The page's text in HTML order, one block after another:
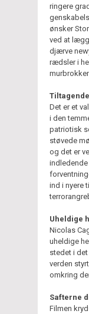
ringere
ønsker
ved at
djærve
rædsler i
Det er et
i den
patriotisk
støvede
og det er
ind i nyere
Uheldige
Nicolas
uheldige
stedet i
verden
omkring
Safterne
Filmen